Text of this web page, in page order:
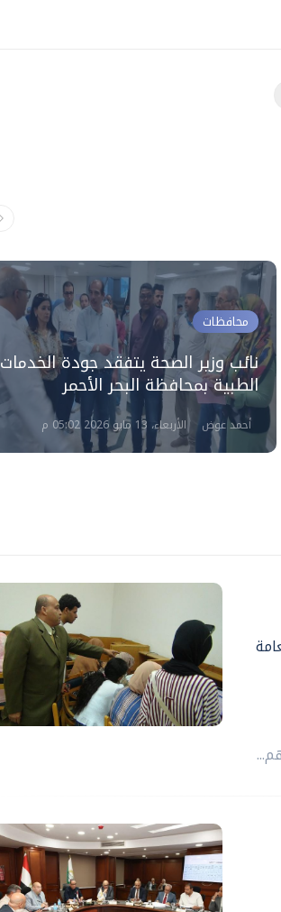
محافظات
نائب وزير الصحة يتفقد جودة الخدمات
الطبية بمحافظة البحر الأحمر
أحمد عوض الأربعاء، 13 مايو 2026 05:02 م